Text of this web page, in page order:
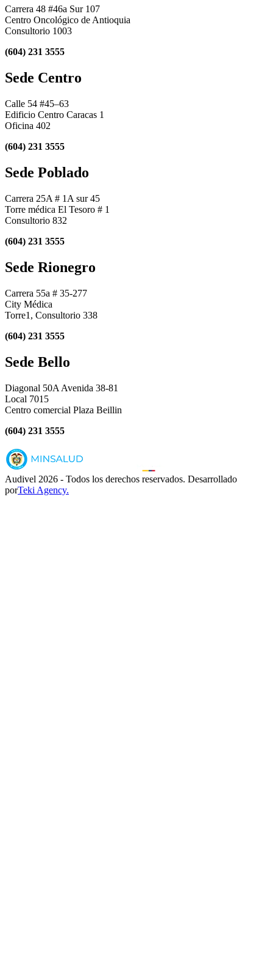
Carrera 48 #46a Sur 107
Centro Oncológico de Antioquia
Consultorio 1003
(604) 231 3555
Sede Centro
Calle 54 #45–63
Edificio Centro Caracas 1
Oficina 402
(604) 231 3555
Sede Poblado
Carrera 25A # 1A sur 45
Torre médica El Tesoro # 1
Consultorio 832
(604) 231 3555
Sede Rionegro
Carrera 55a # 35-277
City Médica
Torre1, Consultorio 338
(604) 231 3555
Sede Bello
Diagonal 50A Avenida 38-81
Local 7015
Centro comercial Plaza Beillin
(604) 231 3555
Audivel 2026 - Todos los derechos reservados. Desarrollado
porTeki Agency.